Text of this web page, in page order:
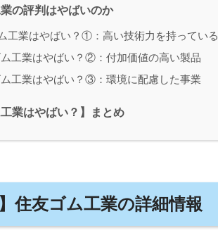
の評判はやばいのか
工業はやばい？①：高い技術力を持っている
工業はやばい？②：付加価値の高い製品
工業はやばい？③：環境に配慮した事業
業はやばい？】まとめ
住友ゴム工業の詳細情報